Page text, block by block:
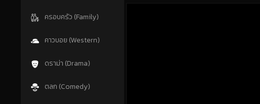
ครอบครัว (Family)
คาวบอย (Western)
ดราม่า (Drama)
ตลก (Comedy)